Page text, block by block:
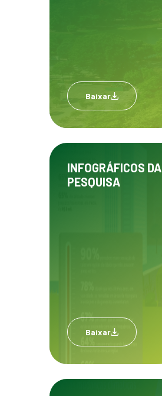
Baixar
INFOGRÁFICOS DA
PESQUISA
Baixar